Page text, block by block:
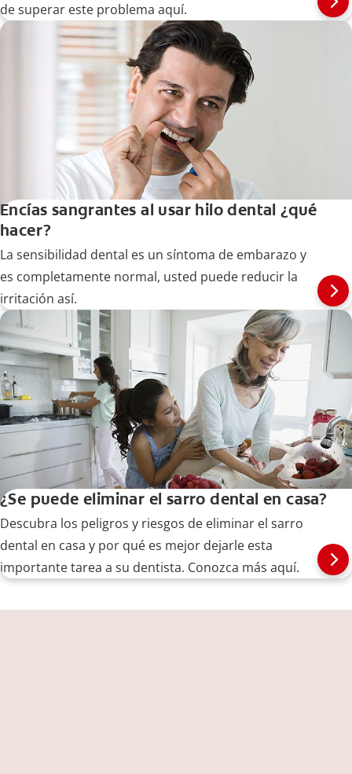
de superar este problema aquí.
Encías sangrantes al usar hilo dental ¿qué
hacer?
La sensibilidad dental es un síntoma de embarazo y
es completamente normal, usted puede reducir la
irritación así.
¿Se puede eliminar el sarro dental en casa?
Descubra los peligros y riesgos de eliminar el sarro
dental en casa y por qué es mejor dejarle esta
importante tarea a su dentista. Conozca más aquí.